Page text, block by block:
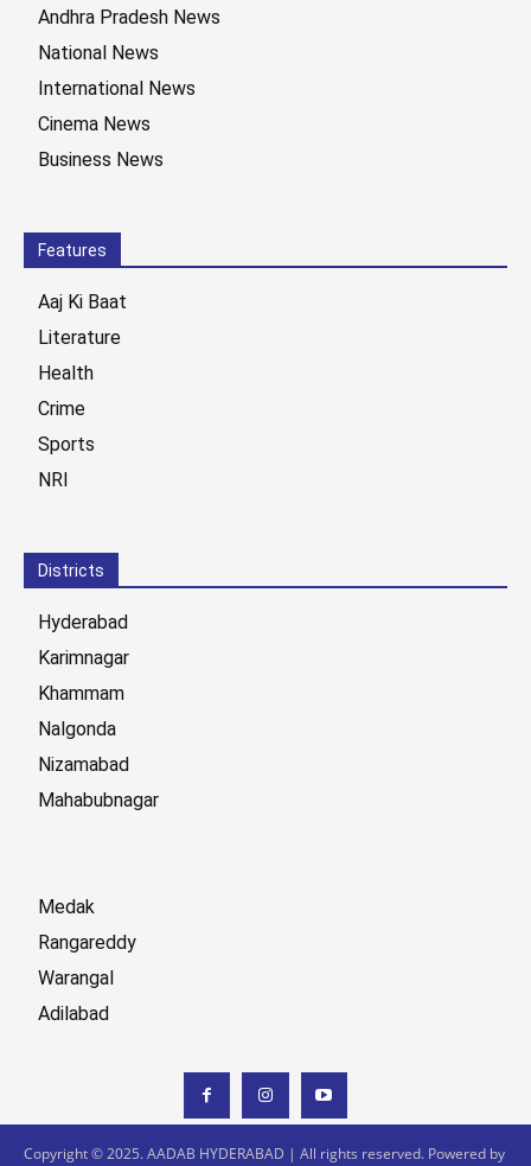
Andhra Pradesh News
National News
International News
Cinema News
Business News
Features
Aaj Ki Baat
Literature
Health
Crime
Sports
NRI
Districts
Hyderabad
Karimnagar
Khammam
Nalgonda
Nizamabad
Mahabubnagar
Medak
Rangareddy
Warangal
Adilabad
Copyright © 2025. AADAB HYDERABAD | All rights reserved. Powered by